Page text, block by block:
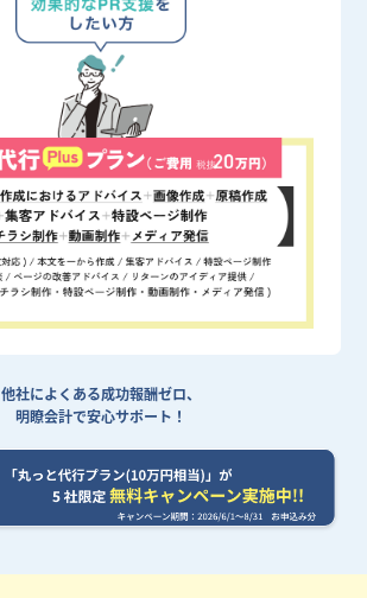
他社によくある成功報酬ゼロ、
明瞭会計で安心サポート！